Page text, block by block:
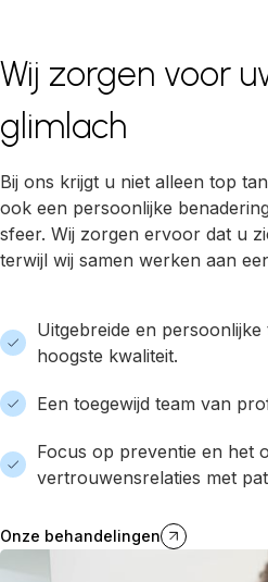
Wij zorgen voor
glimlach
Bij ons krijgt u niet alleen top
ook een persoonlijke
sfeer. Wij zorgen ervoor dat u
terwijl wij samen werken aan
Uitgebreide en
hoogste kwaliteit.
Een toegewijd team van
Focus op preventie en het
vertrouwensrelaties met
Onze behandelingen